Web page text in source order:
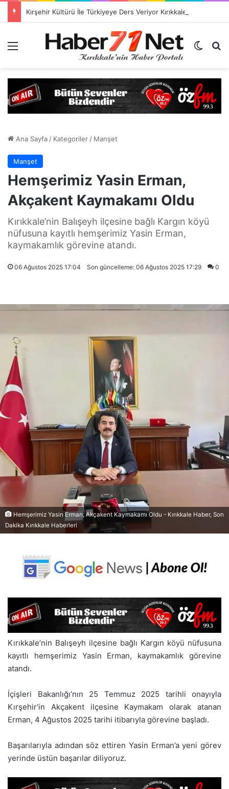
Dış
Ana Sayfa/ Kategoriler/ Manşet
Manşet
Hemşerimiz Yasin Erman,
Akçakent Kaymakamı Oldu
Kırıkkale’nin Balışeyh ilçesine bağlı Kargın köyü
nüfusuna kayıtlı hemşerimiz Yasin Erman,
kaymakamlık görevine atandı.
06 Ağustos 2025 17:04 Son güncelleme: 06 Ağustos 2025 17:29 0
Hemşerimiz Yasin Erman, Akçakent Kaymakamı Oldu - Kırıkkale Haber, Son
Dakika Kırıkkale Haberleri
Kırıkkale’nin Balışeyh ilçesine bağlı Kargın köyü nüfusuna
kayıtlı hemşerimiz Yasin Erman, kaymakamlık görevine
atandı.
İçişleri Bakanlığı’nın 25 Temmuz 2025 tarihli onayıyla
Kırşehir’in Akçakent ilçesine Kaymakam olarak atanan
Erman, 4 Ağustos 2025 tarihi itibarıyla görevine başladı.
Başarılarıyla adından söz ettiren Yasin Erman’a yeni görev
yerinde üstün başarılar diliyoruz.